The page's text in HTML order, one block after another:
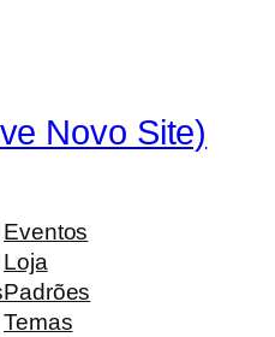
Novo Site)
Eventos
Loja
Padrões
Temas